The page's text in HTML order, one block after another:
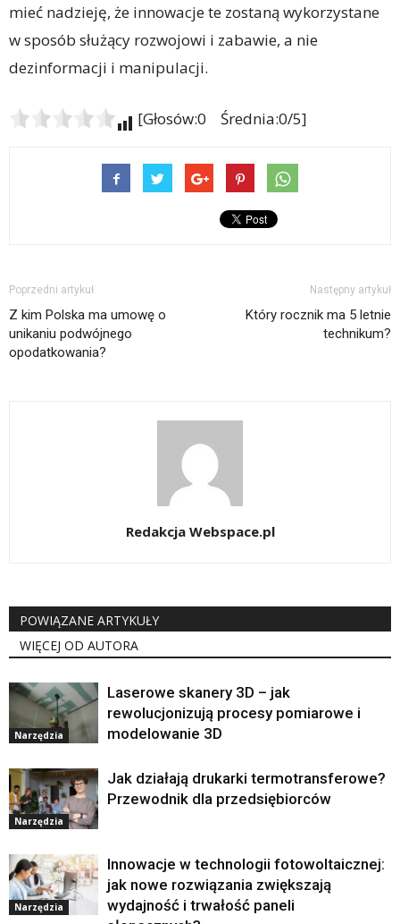
mieć nadzieję, że innowacje te zostaną wykorzystane
w sposób służący rozwojowi i zabawie, a nie
dezinformacji i manipulacji.
[Głosów:0 Średnia:0/5]
Poprzedni artykuł
Z kim Polska ma umowę o
unikaniu podwójnego
opodatkowania?
Następny artykuł
Który rocznik ma 5 letnie
technikum?
Redakcja Webspace.pl
POWIĄZANE ARTYKUŁY
WIĘCEJ OD AUTORA
Narzędzia
Laserowe skanery 3D – jak
rewolucjonizują procesy pomiarowe i
modelowanie 3D
Narzędzia
Jak działają drukarki termotransferowe?
Przewodnik dla przedsiębiorców
Narzędzia
Innowacje w technologii fotowoltaicznej:
jak nowe rozwiązania zwiększają
wydajność i trwałość paneli